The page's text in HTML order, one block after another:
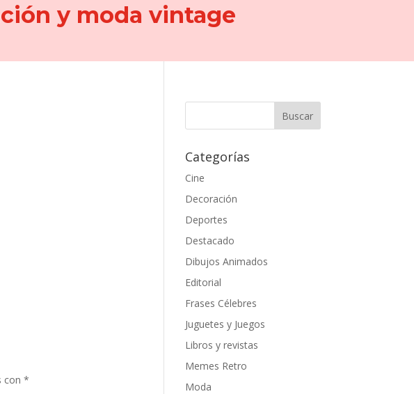
y moda vintage
con*
Categorías
Cine
Decoración
Deportes
Destacado
Dibujos Animados
Editorial
Frases Célebres
Juguetes y Juegos
Libros y revistas
Memes Retro
Moda